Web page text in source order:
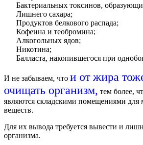
Бактериальных токсинов,
Лишнего сахара;
Продуктов белкового распада;
Кофеина и теобромина;
Алкогольных ядов;
Никотина;
Балласта, накопившегося при
И не забываем, что и от жира
очищать организм, тем более,
являются складскими помещениями для
веществ.
Для их вывода требуется вывести и
организма.